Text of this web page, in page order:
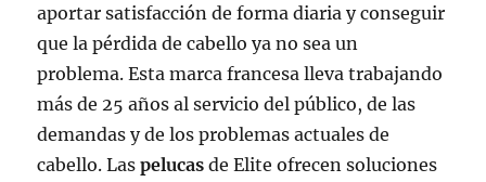
aportar satisfacción de forma diaria y conseguir
que la pérdida de cabello ya no sea un
problema. Esta marca francesa lleva trabajando
más de 25 años al servicio del público, de las
demandas y de los problemas actuales de
cabello. Laspelucas de Elite ofrecen soluciones